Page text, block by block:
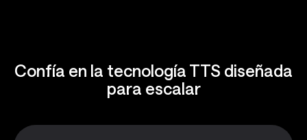
Confía en la tecnología TTS diseñada
para escalar